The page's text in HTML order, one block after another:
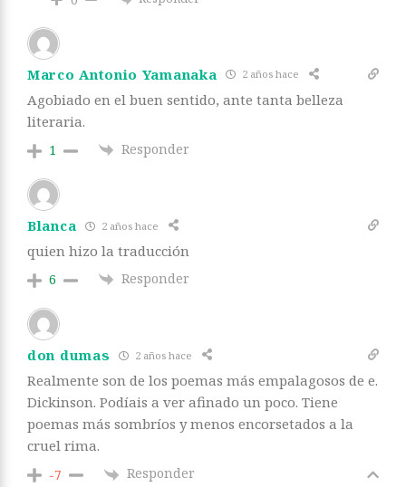
Marco Antonio Yamanaka 2 años hace
Agobiado en el buen sentido, ante tanta belleza
literaria.
1 Responder
Blanca 2 años hace
quien hizo la traducción
6 Responder
don dumas 2 años hace
Realmente son de los poemas más empalagosos de e.
Dickinson. Podíais a ver afinado un poco. Tiene
poemas más sombríos y menos encorsetados a la
cruel rima.
-7 Responder